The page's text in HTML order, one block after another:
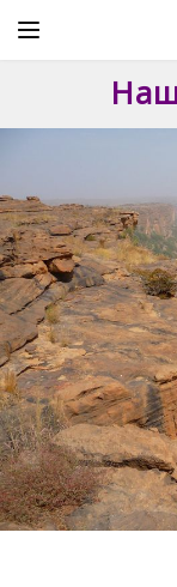
content